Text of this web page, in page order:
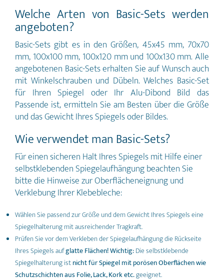
Welche Arten von Basic-Sets werden
angeboten?
Basic-Sets gibt es in den Größen, 45x45 mm, 70x70
mm, 100x100 mm, 100x120 mm und 100x130 mm. Alle
angebotenen Basic-Sets erhalten Sie auf Wunsch auch
mit Winkelschrauben und Dübeln. Welches Basic-Set
für Ihren Spiegel oder Ihr Alu-Dibond Bild das
Passende ist, ermitteln Sie am Besten über die Größe
und das Gewicht Ihres Spiegels oder Bildes.
Wie verwendet man Basic-Sets?
Für einen sicheren Halt Ihres Spiegels mit Hilfe einer
selbstklebenden Spiegelaufhängung beachten Sie
bitte die Hinweise zur Oberflächeneignung und
Verklebung Ihrer Klebebleche:
Wählen Sie passend zur Größe und dem Gewicht Ihres Spiegels eine
Spiegelhalterung mit ausreichender Tragkraft.
Prüfen Sie vor dem Verkleben der Spiegelaufhängung die Rückseite
Ihres Spiegels aufglatte Flächen! Wichtig:Die selbstklebende
Spiegelhalterung istnicht für Spiegel mit porösen Oberflächen wie
Schutzschichten aus Folie, Lack, Kork etc.geeignet.